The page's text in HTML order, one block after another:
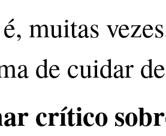
muitas
de cuidar
crítico